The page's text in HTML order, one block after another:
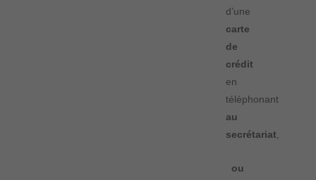
d’une
carte
de
crédit
en
téléphonant
au
secrétariat
ou